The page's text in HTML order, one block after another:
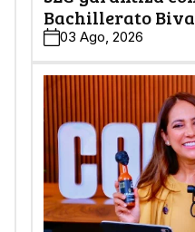
Bachillerato
03 Ago, 2026